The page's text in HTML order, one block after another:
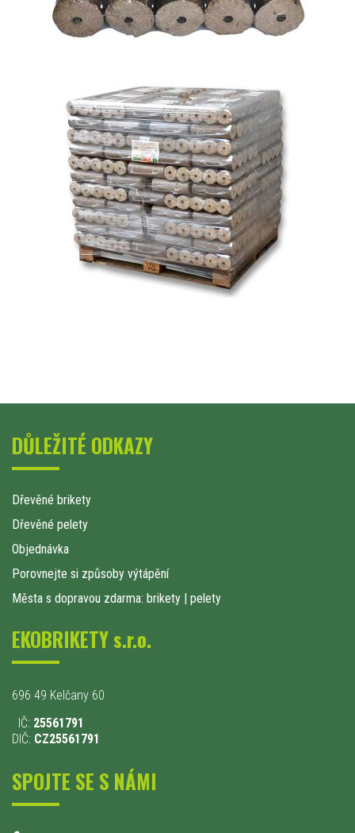
DŮLEŽITÉ ODKAZY
Dřevěné brikety
Dřevěné pelety
Objednávka
Porovnejte si způsoby výtápění
Města s dopravou zdarma: brikety | pelety
EKOBRIKETY s.r.o.
696 49 Kelčany 60
IČ: 25561791
DIČ: CZ25561791
SPOJTE SE S NÁMI